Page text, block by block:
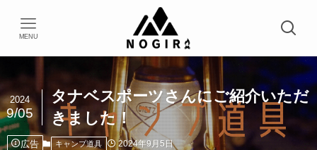
MENU
タナベスポーツさんにご紹介いただ
きました！
2024
9/05
広告 キャンプ道具 2024年9月5日